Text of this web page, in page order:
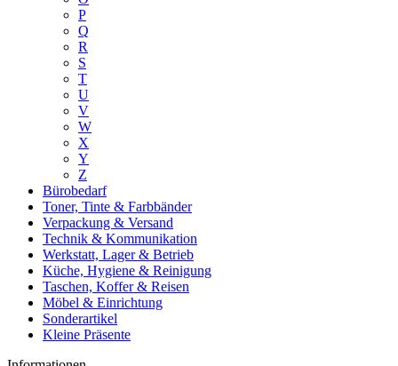
P
Q
R
S
T
U
V
W
X
Y
Z
Bürobedarf
Toner, Tinte & Farbbänder
Verpackung & Versand
Technik & Kommunikation
Werkstatt, Lager & Betrieb
Küche, Hygiene & Reinigung
Taschen, Koffer & Reisen
Möbel & Einrichtung
Sonderartikel
Kleine Präsente